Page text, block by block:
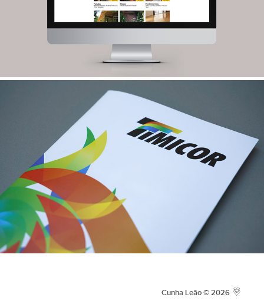
Cunha Leão © 2026